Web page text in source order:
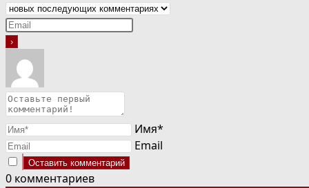
Имя*
Email
0 комментариев